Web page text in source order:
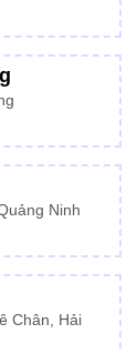
Ninh
Chân, Hải